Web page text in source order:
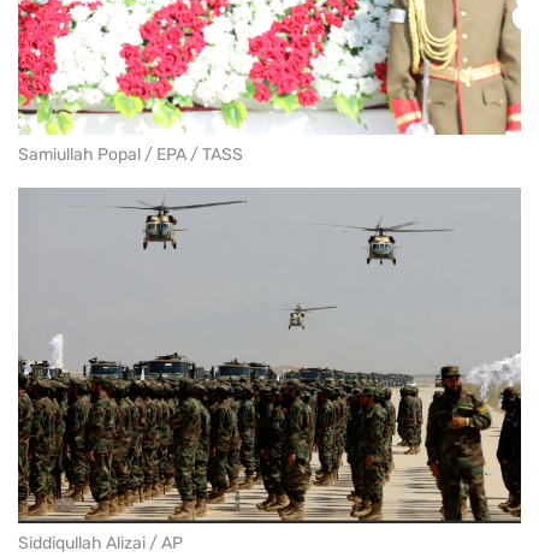
Samiullah Popal / EPA / TASS
Siddiqullah Alizai / AP